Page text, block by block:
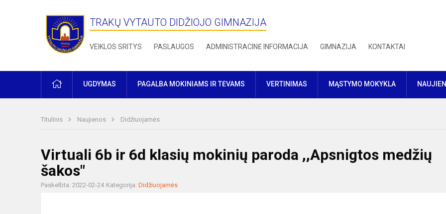
TRAKŲ VYTAUTO DIDŽIOJO GIMNAZIJA
VEIKLOS SRITYS PASLAUGOS ADMINISTRACINĖ INFORMACIJA GIMNAZIJA KONTAKTAI
PRADŽIAUGDYMAS PAGALBA MOKINIAMS IR TĖVAMS VERTINIMAS MĄSTYMO MOKYKLA
Titulinis Naujienos Didžiuojamės
Virtuali 6b ir 6d klasių mokinių paroda ,,Apsnigtos medžių
šakos"
Paskelbta: 2022-02-24 Kategorija: Didžiuojamės